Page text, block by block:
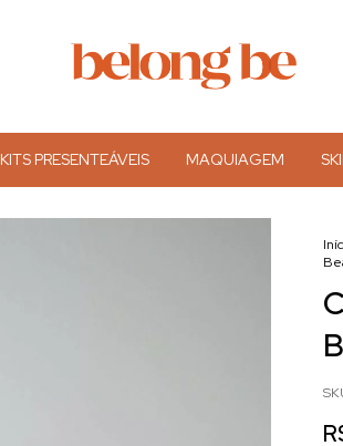
KITS PRESENTEÁVEIS MAQUIAGEM